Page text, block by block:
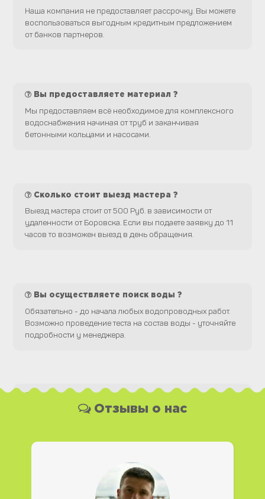
Наша компания не предоставляет рассрочку. Вы можете
воспользоваться выгодным кредитным предложением
от банков партнеров.
Вы предоставляете материал ?
Мы предоставляем всё необходимое для комплексного
водоснабжения начиная от труб и заканчивая
бетонными кольцами и насосами.
Сколько стоит выезд мастера ?
Выезд мастера стоит от 500 Руб. в зависимости от
удаленности от Боровска. Если вы подаете заявку до 11
часов то возможен выезд в день обращения.
Вы осуществляете поиск воды ?
Обязательно - до начала любых водопроводных работ.
Возможно проведение теста на состав воды - уточняйте
подробности у менеджера.
Вы можете оплатить наши услуги и необходимые
работаем с юридическими лицами.
Отзывы о нас